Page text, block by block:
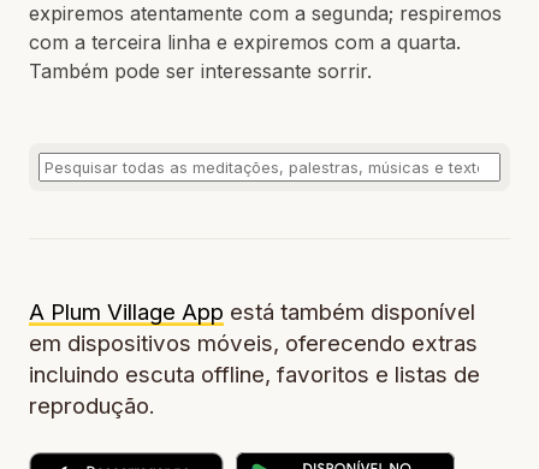
expiremos atentamente com a segunda; respiremos
com a terceira linha e expiremos com a quarta.
Também pode ser interessante sorrir.
A Plum Village App está também disponível
em dispositivos móveis, oferecendo extras
incluindo escuta offline, favoritos e listas de
reprodução.